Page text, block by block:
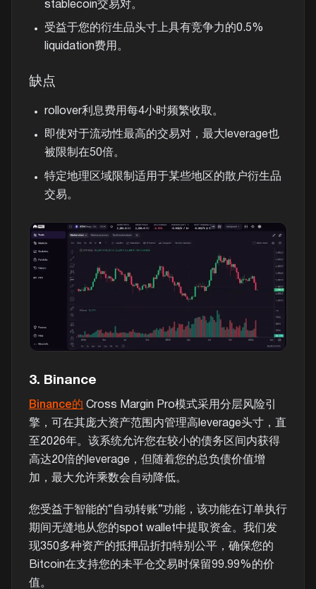
stablecoin交易对。
受益于您的衍生品头寸上具有竞争力的0.5%
liquidation费用。
缺点
rollover利息费用每4小时频繁收取。
即使对于流动性最高的交易对，最大leverage也
被限制在50倍。
特定地理区域限制适用于某些地区的散户衍生品
交易。
3. Binance
Binance的 Cross Margin Pro模式采用分层风险引
擎，可在其庞大资产范围内管理高leverage头寸，直
至2026年。该系统允许您在较小的债务区间内获得
高达20倍的leverage，但随着您的总负债价值增
加，最大允许乘数会自动降低。
您受益于智能的“自动转账”功能，该功能在订单执行
期间无缝地从您的spot wallet中提取资金。我们发
现350多种资产的抵押品折扣特别公平，确保您的
Bitcoin在支持您的未平仓交易时保留99.99%的价
值。